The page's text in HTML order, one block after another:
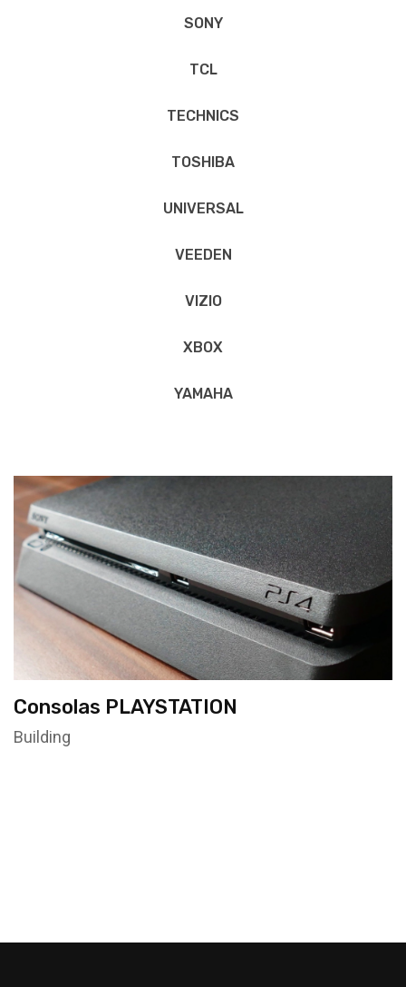
SONY
TCL
TECHNICS
TOSHIBA
UNIVERSAL
VEEDEN
VIZIO
XBOX
YAMAHA
Consolas PLAYSTATION
Building